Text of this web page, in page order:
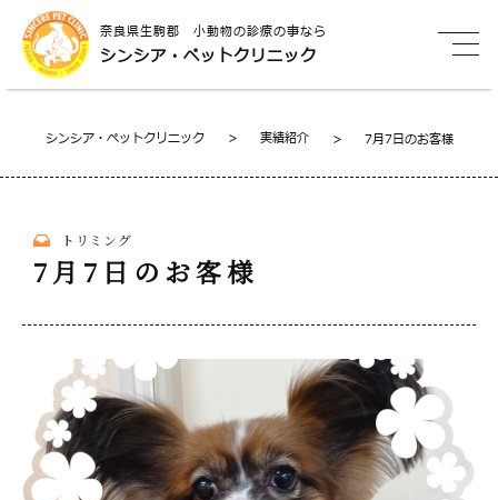
奈良県生駒郡 小動物の診療の事なら
シンシア・ペットクリニック
シンシア・ペットクリニック > 実績紹介 > 7月7日のお客様
トリミング
7月7日のお客様